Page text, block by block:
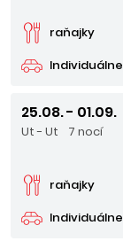
Individuálne
raňajky
25.08. - 01.09.
Ut - Ut 7 nocí
Individuálne
raňajky